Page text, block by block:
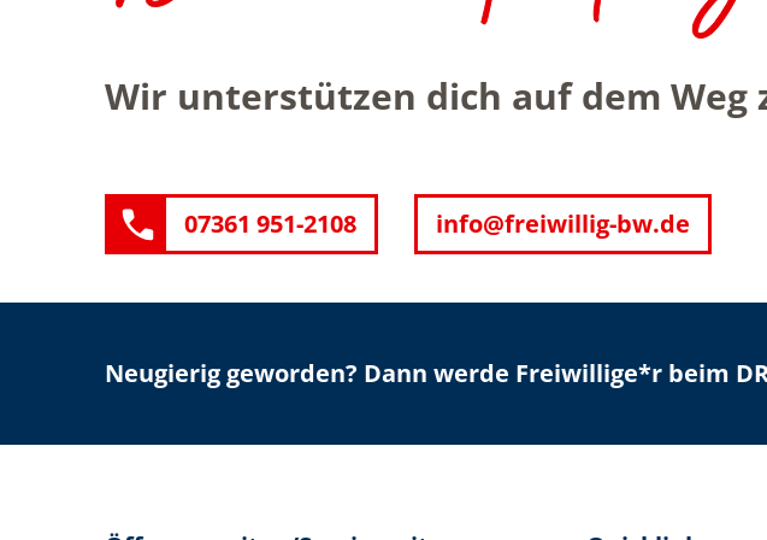
Wir unterstützen dich auf dem Weg
07361 951-2108 info@freiwillig-bw.de
Neugierig geworden? Dann werde Freiwillige*r beim